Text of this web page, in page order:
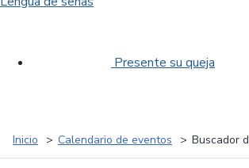
Presente su queja
Inicio Calendario de eventos Buscador